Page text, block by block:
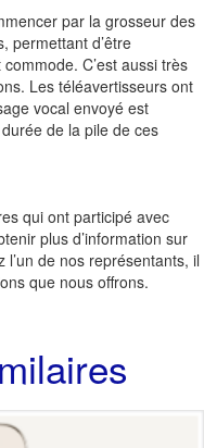
par la grosseur des
permettant d’être
C’est aussi très
Les téléavertisseurs ont
vocal envoyé est
de la pile de ces
qui ont participé avec
plus d’information sur
de nos représentants, il
que nous offrons.